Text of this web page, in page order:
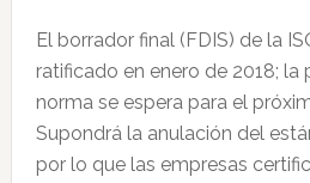
El borrador final (FDIS) de la
ratificado en enero de 2018; la
norma se espera para el
Supondrá la anulación del
por lo que las empresas